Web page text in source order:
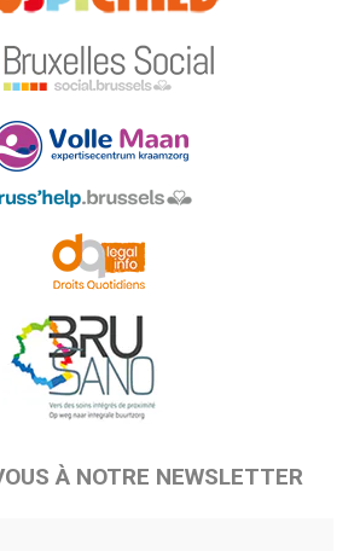
À NOTRE NEWSLETTER